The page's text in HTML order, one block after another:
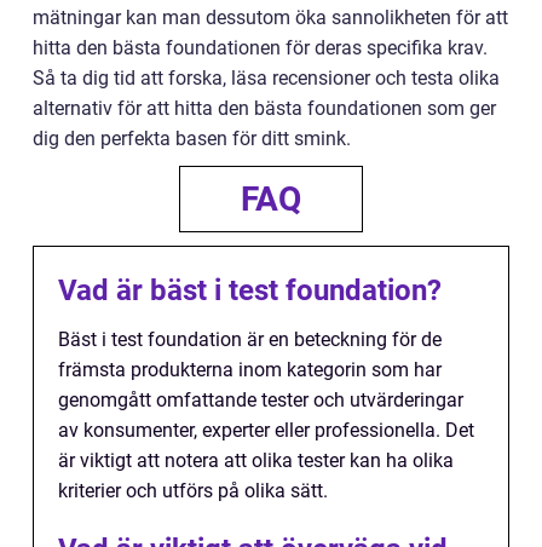
mätningar kan man dessutom öka sannolikheten för att
hitta den bästa foundationen för deras specifika krav.
Så ta dig tid att forska, läsa recensioner och testa olika
alternativ för att hitta den bästa foundationen som ger
dig den perfekta basen för ditt smink.
FAQ
Vad är bäst i test foundation?
Bäst i test foundation är en beteckning för de
främsta produkterna inom kategorin som har
genomgått omfattande tester och utvärderingar
av konsumenter, experter eller professionella. Det
är viktigt att notera att olika tester kan ha olika
kriterier och utförs på olika sätt.